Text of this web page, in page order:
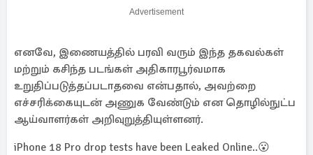
Advertisement
எனவே, இணையத்தில் பரவி வரும் இந்த தகவல்கள்
மற்றும் கசிந்த படங்கள் அதிகாரபூர்வமாக
உறுதிப்படுத்தப்படாதவை என்பதால், அவற்றை
எச்சரிக்கையுடன் அணுக வேண்டும் என தொழில்நுட்ப
ஆய்வாளர்கள் அறிவுறுத்தியுள்ளனர்.
iPhone 18 Pro drop tests have been Leaked Online..😮